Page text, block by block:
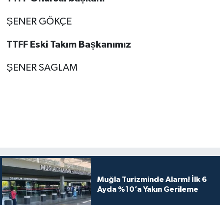
ṢENER GÖKÇE
TTFF Eski Takım Baṣkanımız
ṢENER SAGLAM
Muğla Turizminde Alarm! İlk 6
Ayda %10’a Yakın Gerileme